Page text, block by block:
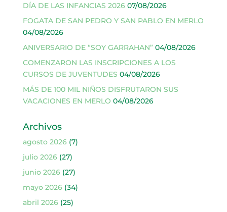
DÍA DE LAS INFANCIAS 2026 07/08/2026
FOGATA DE SAN PEDRO Y SAN PABLO EN MERLO
04/08/2026
ANIVERSARIO DE “SOY GARRAHAN” 04/08/2026
COMENZARON LAS INSCRIPCIONES A LOS
CURSOS DE JUVENTUDES 04/08/2026
MÁS DE 100 MIL NIÑOS DISFRUTARON SUS
VACACIONES EN MERLO 04/08/2026
Archivos
agosto 2026(7)
julio 2026(27)
junio 2026(27)
mayo 2026(34)
abril 2026(25)